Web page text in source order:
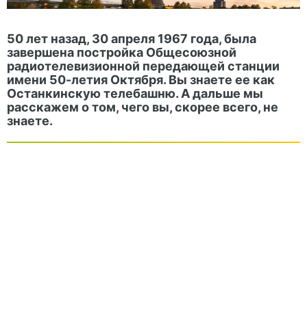
50 лет назад, 30 апреля 1967 года, была
завершена постройка Общесоюзной
радиотелевизионной передающей станции
имени 50-летия Октября. Вы знаете ее как
Останкинскую телебашню. А дальше мы
расскажем о том, чего вы, скорее всего, не
знаете.